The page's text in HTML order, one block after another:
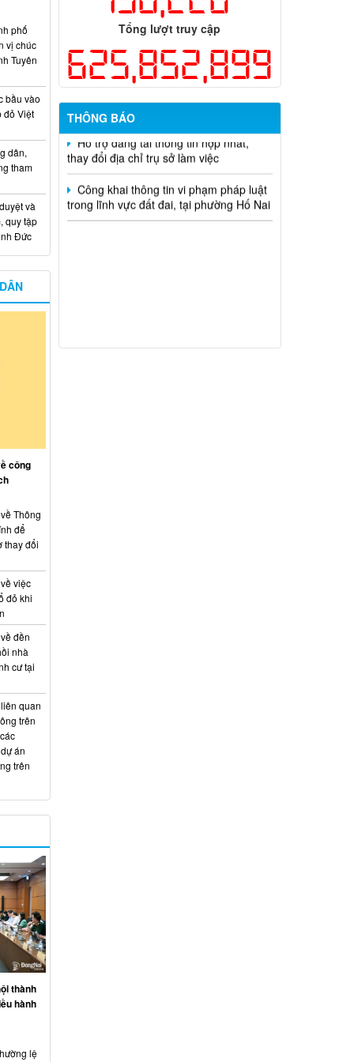
Tổng lượt truy cập
625,852,899
THÔNG BÁO
Kế hoạch Thông tin, tuyên truyền triển
khai Kế hoạch Khám sức khỏe định kỳ
hoặc khám sàng lọc miễn phí ít nhất mỗi
năm một lần cho người dân trên địa bàn
thành phố Đồng Nai
Hỗ trợ đăng tải thông tin hợp nhất,
thay đổi địa chỉ trụ sở làm việc
Công khai thông tin vi phạm pháp luật
trong lĩnh vực đất đai, tại phường Hố Nai
phố
vị chúc
Tuyên
bầu vào
đỏ Việt
dân,
tham
và
quy tập
Đức
công
Thông
để
thay đổi
việc
đỏ khi
đền
nhà
cư tại
quan
trên
án
trên
thành
hành
lệ